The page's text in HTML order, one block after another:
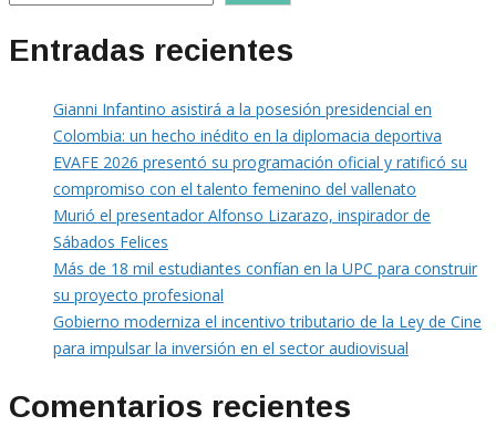
Entradas recientes
Gianni Infantino asistirá a la posesión presidencial en
Colombia: un hecho inédito en la diplomacia deportiva
EVAFE 2026 presentó su programación oficial y ratificó su
compromiso con el talento femenino del vallenato
Murió el presentador Alfonso Lizarazo, inspirador de
Sábados Felices
Más de 18 mil estudiantes confían en la UPC para construir
su proyecto profesional
Gobierno moderniza el incentivo tributario de la Ley de Cine
para impulsar la inversión en el sector audiovisual
Comentarios recientes